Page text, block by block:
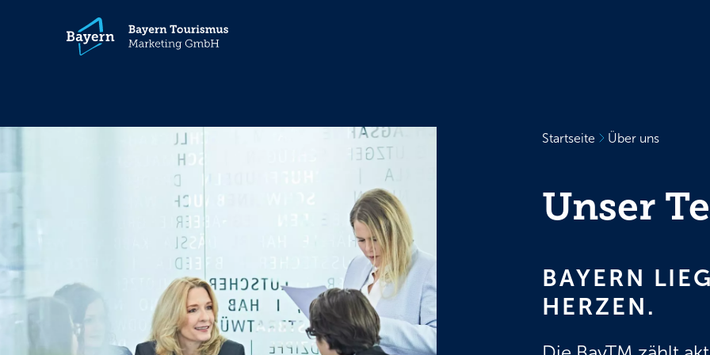
Startseite Über uns
Unser
BAYERN
HERZEN.